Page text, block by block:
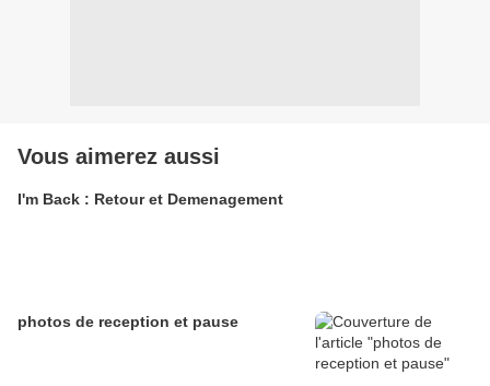
Vous aimerez aussi
I'm Back : Retour et Demenagement
photos de reception et pause